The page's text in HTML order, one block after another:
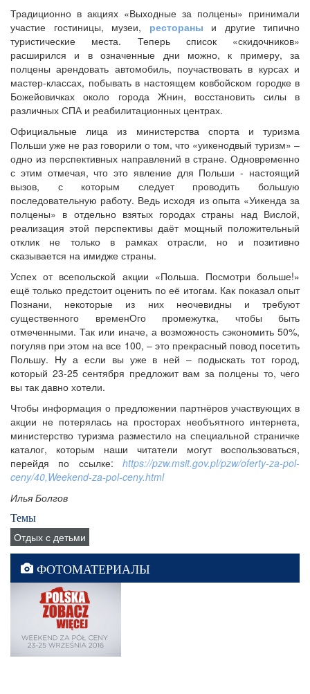
Традиционно в акциях «Выходные за полцены» принимали
участие гостиницы, музеи, рестораны и другие типично
туристические места. Теперь список «скидочников»
расширился и в означенные дни можно, к примеру, за
полцены арендовать автомобиль, поучаствовать в курсах и
мастер-классах, побывать в настоящем ковбойском городке в
Божейовичках около города Жнин, восстановить силы в
различных СПА и реабилитационных центрах.
Официальные лица из министерства спорта и туризма
Польши уже не раз говорили о том, что «уикенодвый туризм» –
одно из перспективных направлений в стране. Одновременно
с этим отмечая, что это явление для Польши - настоящий
вызов, с которым следует проводить большую
последовательную работу. Ведь исходя из опыта «Уикенда за
полцены» в отдельно взятых городах страны над Вислой,
реализация этой перспективы даёт мощный положительный
отклик не только в рамках отрасли, но и позитивно
сказывается на имидже страны.
Успех от всепольской акции «Польша. Посмотри больше!»
ещё только предстоит оценить по её итогам. Как показал опыт
Познани, некоторые из них неочевидны и требуют
существенного временОго промежутка, чтобы быть
отмеченными. Так или иначе, а возможность сэкономить 50%,
погуляв при этом на все 100, – это прекрасный повод посетить
Польшу. Ну а если вы уже в ней – подыскать тот город,
который 23-25 сентября предложит вам за полцены то, чего
вы так давно хотели.
Чтобы информация о предложении партнёров участвующих в
акции не потерялась на просторах необъятного интернета,
министерство туризма разместило на специальной страничке
каталог, которым наши читатели могут воспользоваться,
перейдя по ссылке: https://pzw.msit.gov.pl/pzw/oferty-za-pol-
ceny/40,Weekend-za-pol-ceny.html
Илья Болгов
Темы
Отдых с детьми
ФОТОМАТЕРИАЛЫ